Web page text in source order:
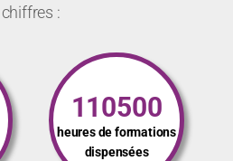
chiffres :
110500
heures de formations
dispensées